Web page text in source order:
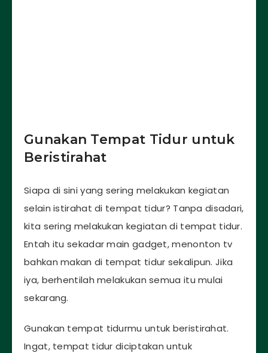
Gunakan Tempat Tidur untuk
Beristirahat
Siapa di sini yang sering melakukan kegiatan
selain istirahat di tempat tidur? Tanpa disadari,
kita sering melakukan kegiatan di tempat tidur.
Entah itu sekadar main gadget, menonton tv
bahkan makan di tempat tidur sekalipun. Jika
iya, berhentilah melakukan semua itu mulai
sekarang.
Gunakan tempat tidurmu untuk beristirahat.
Ingat, tempat tidur diciptakan untuk